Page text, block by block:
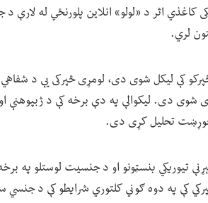
لرونکی کاغذي اثر د «لولو» انلاین پلورنځي له
لري.
کې لیکل شوی دی، لومړی څپرکی یې د شفاهي
شوی دی. لیکوالې په دې برخه کې د ژبپوهنې او
تحلیل کړی دی.
تیوریکي بنسټونو او د جنسیت لوستلو په
کې په دوه ګوني کلتوري شرایطو کې د جنسي